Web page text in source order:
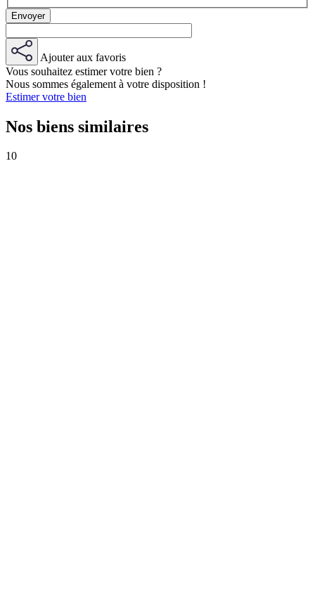
Ajouter aux favoris
Vous souhaitez estimer votre bien ?
Nous sommes également à votre disposition !
Estimer votre bien
Nos biens similaires
10